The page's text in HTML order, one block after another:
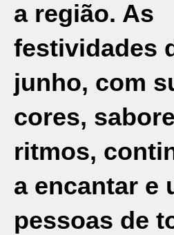
a região. As
festividades
junho, com
cores,
ritmos,
a encantar e
pessoas de